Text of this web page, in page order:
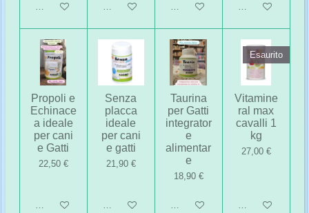
Aggiungi al carrello Avvisami quando disponibileAvvisami quando disponibile
Avvisami
Propoli e
Echinace
a ideale
per cani
e Gatti
22,50 €
Aggiungi al carrello
Senza
placca
ideale
per cani
e gatti
21,90 €
Aggiungi al carrello
Taurina
per Gatti
integrator
e
alimentar
e
18,90 €
Aggiungi al carrello
Esaurito
Vitamine
ral max
cavalli 1
kg
27,00 €
Avvisami